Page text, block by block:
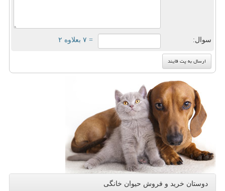
سوال: = ۷ بعلاوه ۲
دوستان خرید و فروش حیوان خانگی